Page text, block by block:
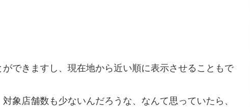
できますし、現在地から近い順に表示させることもで
対象店舗数も少ないんだろうな、なんて思っていたら、